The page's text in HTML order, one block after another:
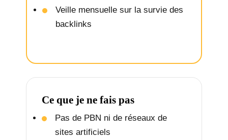
Veille mensuelle sur la survie des
backlinks
Ce que je ne fais pas
Pas de PBN ni de réseaux de
sites artificiels